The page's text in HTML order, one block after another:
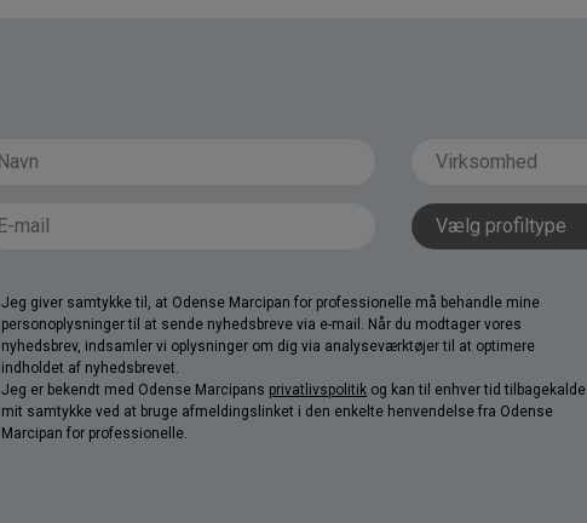
Jeg giver samtykke til, at Odense Marcipan for professionelle må behandle mine
personoplysninger til at sende nyhedsbreve via e-mail. Når du modtager vores
nyhedsbrev, indsamler vi oplysninger om dig via analyseværktøjer til at optimere
indholdet af nyhedsbrevet.
Jeg er bekendt med Odense Marcipans privatlivspolitik og kan til enhver tid tilbagekalde
mit samtykke ved at bruge afmeldingslinket i den enkelte henvendelse fra Odense
Marcipan for professionelle.